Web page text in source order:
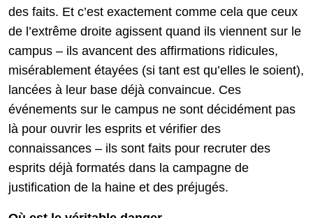
des faits. Et c’est exactement comme cela que ceux
de l’extrême droite agissent quand ils viennent sur le
campus – ils avancent des affirmations ridicules,
misérablement étayées (si tant est qu’elles le soient),
lancées à leur base déjà convaincue. Ces
événements sur le campus ne sont décidément pas
là pour ouvrir les esprits et vérifier des
connaissances – ils sont faits pour recruter des
esprits déjà formatés dans la campagne de
justification de la haine et des préjugés.